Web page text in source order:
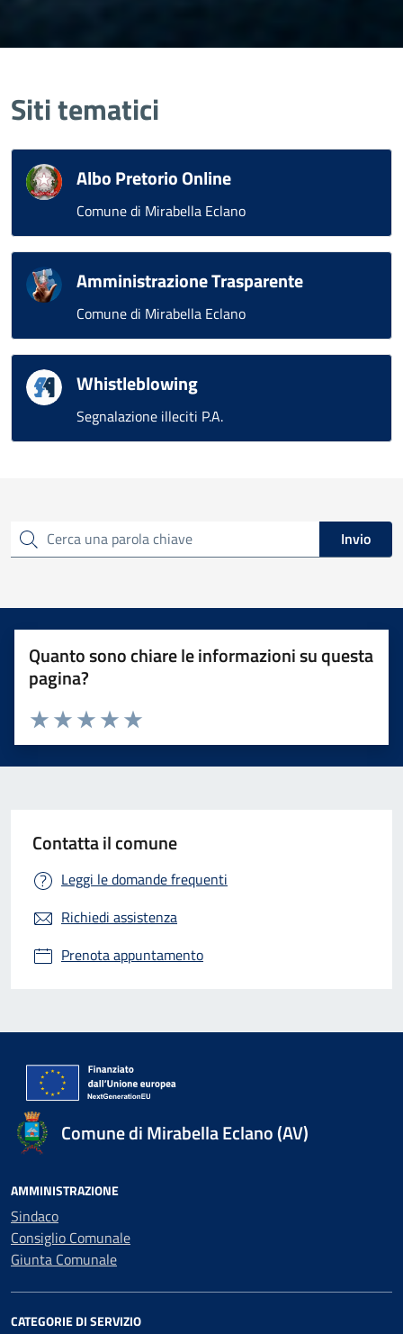
Siti tematici
Albo Pretorio Online
Comune di Mirabella Eclano
Amministrazione Trasparente
Comune di Mirabella Eclano
Whistleblowing
Segnalazione illeciti P.A.
Cerca una parola chiave Invio
Quanto sono chiare le informazioni su questa
pagina?
Valuta 5 stelle su 5
Valuta 4 stelle su 5
Valuta 3 stelle su 5
Valuta 2 stelle su 5
Valuta 1 stelle su 5
Contatta il comune
Leggi le domande frequenti
Richiedi assistenza
Prenota appuntamento
Comune di Mirabella Eclano (AV)
AMMINISTRAZIONE
Sindaco
Consiglio Comunale
Giunta Comunale
CATEGORIE DI SERVIZIO